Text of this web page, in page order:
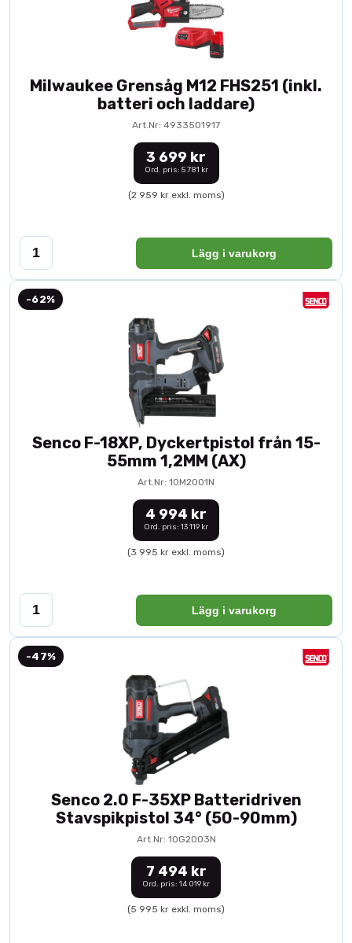
Milwaukee Grensåg M12 FHS251 (inkl.
batteri och laddare)
Art.Nr: 4933501917
3 699 kr
Ord. pris: 5 781 kr
(2 959 kr exkl. moms)
Lägg i varukorg
-62%
Senco F-18XP, Dyckertpistol från 15-
55mm 1,2MM (AX)
Art.Nr: 10M2001N
4 994 kr
Ord. pris: 13 119 kr
(3 995 kr exkl. moms)
Lägg i varukorg
-47%
Senco 2.0 F-35XP Batteridriven
Stavspikpistol 34° (50-90mm)
Art.Nr: 10G2003N
7 494 kr
Ord. pris: 14 019 kr
(5 995 kr exkl. moms)